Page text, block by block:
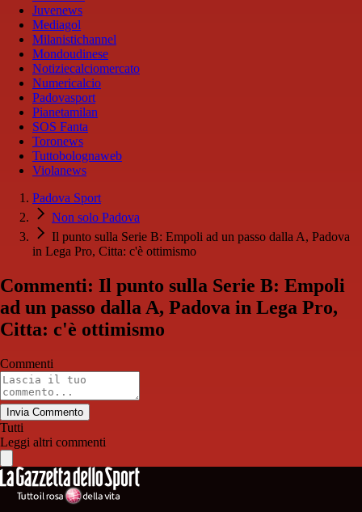
Juvenews
Mediagol
Milanistichannel
Mondoudinese
Notiziecalciomercato
Numericalcio
Padovasport
Pianetamilan
SOS Fanta
Toronews
Tuttobolognaweb
Violanews
Padova Sport
Non solo Padova
Il punto sulla Serie B: Empoli ad un passo dalla A, Padova
in Lega Pro, Citta: c'è ottimismo
Commenti: Il punto sulla Serie B: Empoli
ad un passo dalla A, Padova in Lega Pro,
Citta: c'è ottimismo
Commenti
Invia Commento
Tutti
Leggi altri commenti